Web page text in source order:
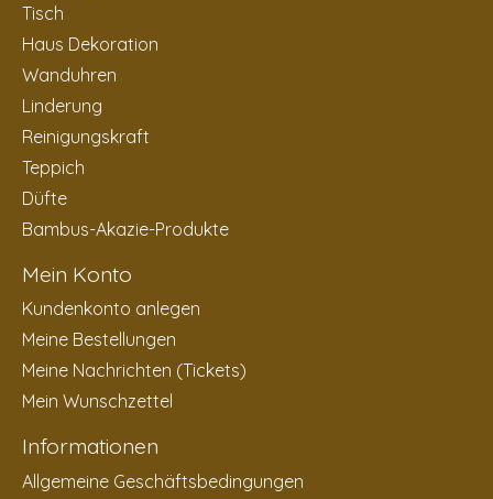
Tisch
Haus Dekoration
Wanduhren
Linderung
Reinigungskraft
Teppich
Düfte
Bambus-Akazie-Produkte
Mein Konto
Kundenkonto anlegen
Meine Bestellungen
Meine Nachrichten (Tickets)
Mein Wunschzettel
Informationen
Allgemeine Geschäftsbedingungen